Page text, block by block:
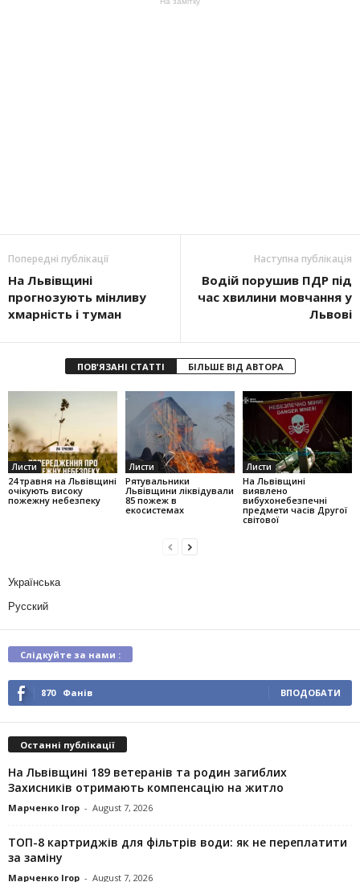
Попередні публікації
На Львівщині
прогнозують мінливу
хмарність і туман
Наступна публікація
Водій порушив ПДР під
час хвилини мовчання у
Львові
ПОВ'ЯЗАНІ СТАТТІ БІЛЬШЕ ВІД АВТОРА
Листи
24 травня на Львівщині
очікують високу
пожежну небезпеку
Листи
Рятувальники
Львівщини ліквідували
85 пожеж в
екосистемах
Листи
На Львівщині
виявлено
вибухонебезпечні
предмети часів Другої
світової
Українська
Русский
Слідкуйте за нами :
870 Фанів ВПОДОБАТИ
Останні публікації
На Львівщині 189 ветеранів та родин загиблих
Захисників отримають компенсацію на житло
Марченко Ігор - August 7, 2026
ТОП-8 картриджів для фільтрів води: як не переплатити
за заміну
Марченко Ігор - August 7, 2026